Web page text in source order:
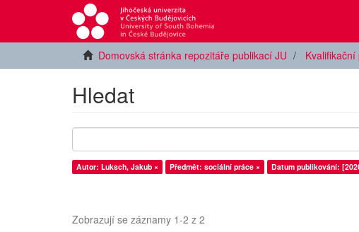
Domovská stránka repozitáře publikací JU Kvalifikační
Hledat
Autor: Luksch, Jakub × Předmět: sociální práce × Datum publikování:
Zobrazují se záznamy 1-2 z 2